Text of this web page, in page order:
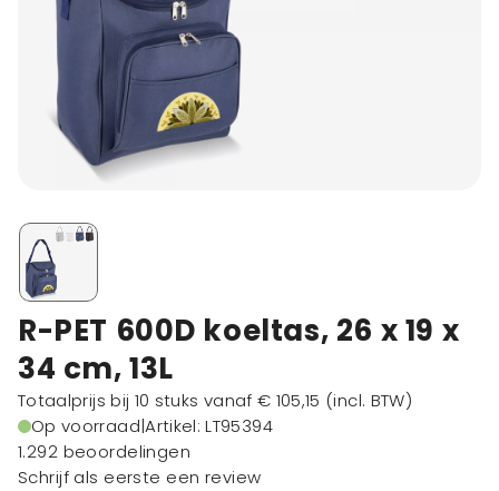
R-PET 600D koeltas, 26 x 19 x
34 cm, 13L
Totaalprijs bij 10 stuks vanaf € 105,15 (incl. BTW)
Op voorraad|Artikel: LT95394
1.292 beoordelingen
Schrijf als eerste een review